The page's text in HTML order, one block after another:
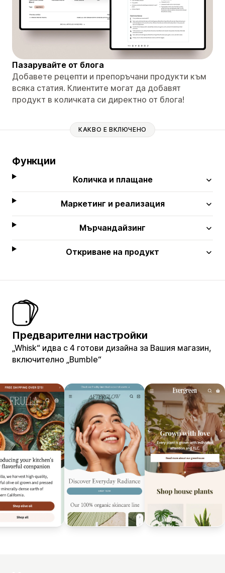
Пазарувайте от блога
Добавете рецепти и препоръчани продукти към
всяка статия. Клиентите могат да добавят
продукт в количката си директно от блога!
КАКВО Е ВКЛЮЧЕНО
Функции
Количка и плащане
Маркетинг и реализация
Мърчандайзинг
Откриване на продукт
Предварителни настройки
„Whisk“ идва с 4 готови дизайна за Вашия магазин,
включително „Bumble“